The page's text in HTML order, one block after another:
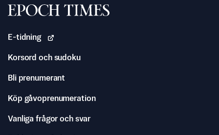
Svenska Epoch Times
E-tidning
Korsord och sudoku
Bli prenumerant
Köp gåvoprenumeration
Vanliga frågor och svar